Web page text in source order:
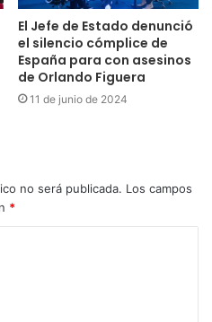
El Jefe de Estado denunció
el silencio cómplice de
España para con asesinos
de Orlando Figuera
11 de junio de 2024
no será publicada. Los campos
*